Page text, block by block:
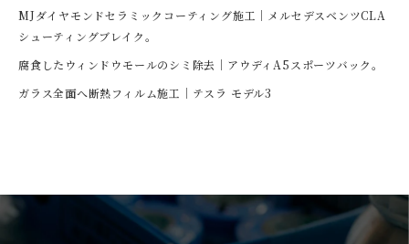
MJダイヤモンドセラミックコーティング施工｜メルセデスベンツCLA
シューティングブレイク。
腐食したウィンドウモールのシミ除去｜アウディA5スポーツバック。
ガラス全面へ断熱フィルム施工｜テスラ モデル3